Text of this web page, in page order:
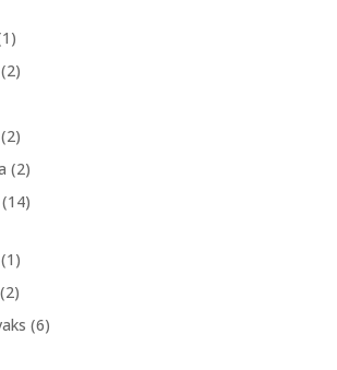
1 1
toode
22
22
toodet
22
toodet
1414
1 1
toode
22
toodet
66